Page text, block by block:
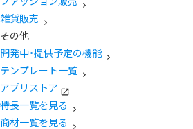
雑貨販売
その他
開発中・提供予定の機能
テンプレート一覧
アプリストア
特長一覧を見る
商材一覧を見る